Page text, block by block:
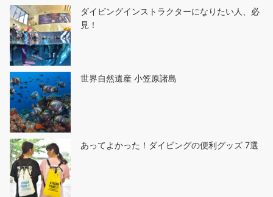
ダイビングインストラクターになりたい人、必
見！
世界自然遺産 小笠原諸島
あってよかった！ダイビングの便利グッズ 7選